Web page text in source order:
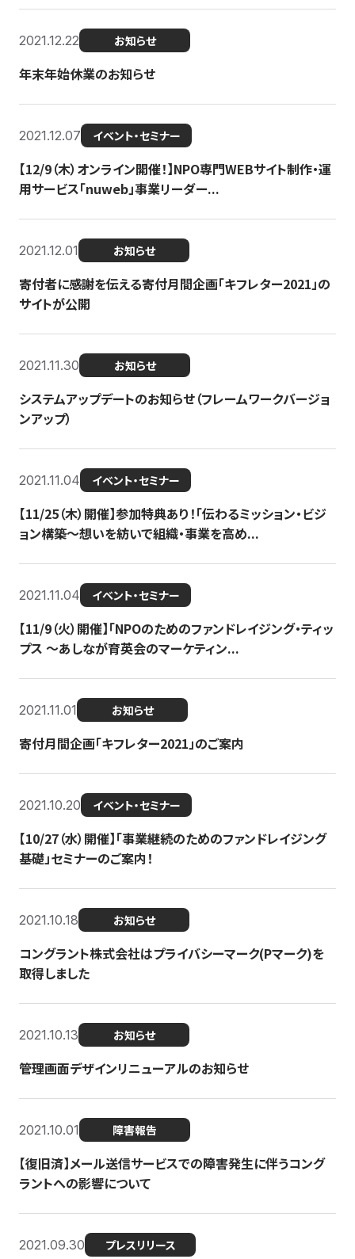
2021.12.22 お知らせ
年末年始休業のお知らせ
2021.12.07 イベント・セミナー
【12/9（木）オンライン開催！】NPO専門WEBサイト制作・運
用サービス「nuweb」事業リーダー...
2021.12.01 お知らせ
寄付者に感謝を伝える寄付月間企画「キフレター2021」の
サイトが公開
2021.11.30 お知らせ
システムアップデートのお知らせ（フレームワークバージョ
ンアップ）
2021.11.04 イベント・セミナー
【11/25（木）開催】参加特典あり！「伝わるミッション・ビジ
ョン構築〜想いを紡いで組織・事業を高め...
2021.11.04 イベント・セミナー
【11/9（火）開催】「NPOのためのファンドレイジング・ティッ
プス 〜あしなが育英会のマーケティン...
2021.11.01 お知らせ
寄付月間企画「キフレター2021」のご案内
2021.10.20 イベント・セミナー
【10/27（水）開催】「事業継続のためのファンドレイジング
基礎」セミナーのご案内！
2021.10.18 お知らせ
コングラント株式会社はプライバシーマーク(Pマーク)を
取得しました
2021.10.13 お知らせ
管理画面デザインリニューアルのお知らせ
2021.10.01 障害報告
【復旧済】メール送信サービスでの障害発生に伴うコング
ラントへの影響について
2021.09.30 プレスリリース